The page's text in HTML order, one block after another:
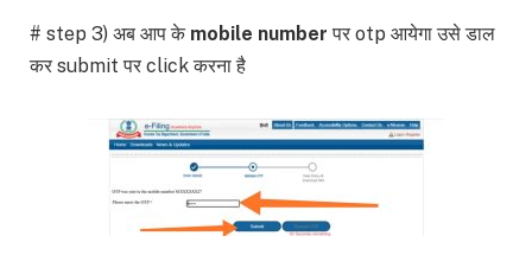
# step 3) अब आप के mobile number पर otp आयेगा उसे डाल
कर submit पर click करना है